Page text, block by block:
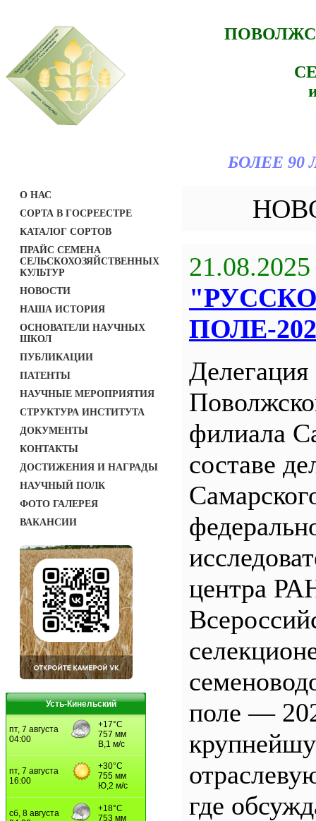
БОЛЕЕ
О НАС
СОРТА В ГОСРЕЕСТРЕ
КАТАЛОГ СОРТОВ
ПРАЙС СЕМЕНА
СЕЛЬСКОХОЗЯЙСТВЕННЫХ
КУЛЬТУР
НОВОСТИ
НАША ИСТОРИЯ
ОСНОВАТЕЛИ НАУЧНЫХ
ШКОЛ
ПУБЛИКАЦИИ
ПАТЕНТЫ
НАУЧНЫЕ МЕРОПРИЯТИЯ
СТРУКТУРА ИНСТИТУТА
ДОКУМЕНТЫ
КОНТАКТЫ
ДОСТИЖЕНИЯ И НАГРАДЫ
НАУЧНЫЙ ПОЛК
ФОТО ГАЛЕРЕЯ
ВАКАНСИИ
Усть-Кинельский
21.08.2025
ПОЛЕ-
Делегация
филиала
составе
центра
поле —
где